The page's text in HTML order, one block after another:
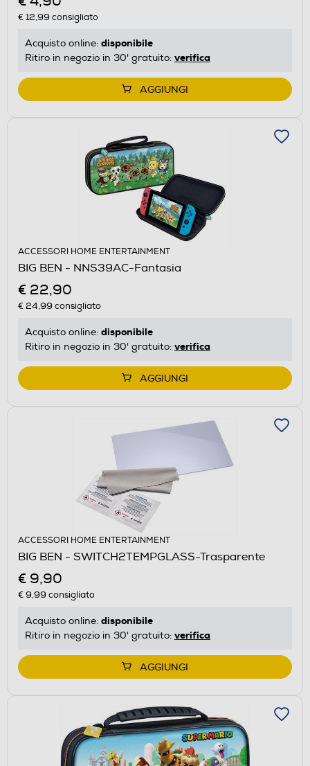
€ 12,99 consigliato
Acquisto online: disponibile
Ritiro in negozio in 30' gratuito: verifica
AGGIUNGI
ACCESSORI HOME ENTERTAINMENT
BIG BEN - NNS39AC-Fantasia
€ 22,90
€ 24,99 consigliato
Acquisto online: disponibile
Ritiro in negozio in 30' gratuito: verifica
AGGIUNGI
ACCESSORI HOME ENTERTAINMENT
BIG BEN - SWITCH2TEMPGLASS-Trasparente
€ 9,90
€ 9,99 consigliato
Acquisto online: disponibile
Ritiro in negozio in 30' gratuito: verifica
AGGIUNGI